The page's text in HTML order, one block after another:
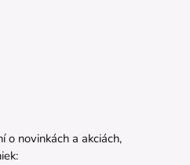
novinkách a akciách,